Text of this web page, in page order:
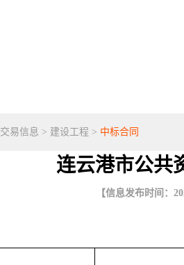
交易信息 > 建设工程 > 中标合同
连云港市公共
【信息发布时间：